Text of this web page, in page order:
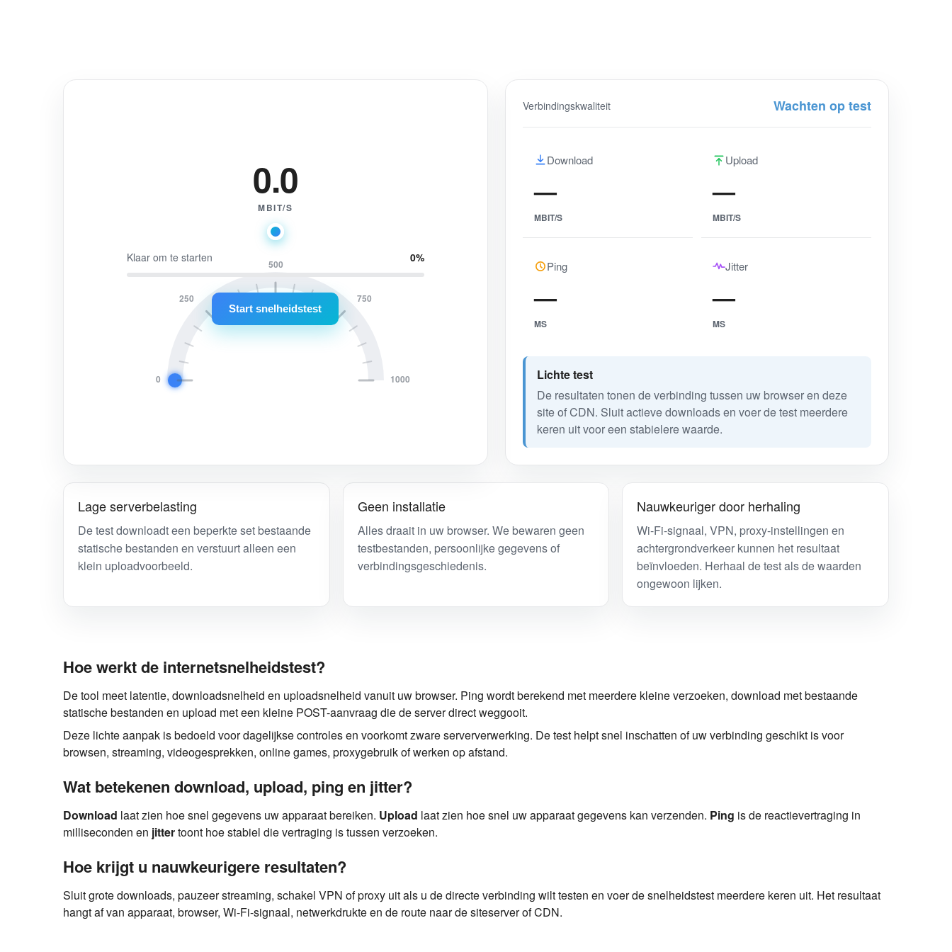
0
250
500
750
1000
0.0
MBIT/S
Klaar om te starten 0%
Start snelheidstest
Verbindingskwaliteit Wachten op test
Download
—
MBIT/S
Upload
—
MBIT/S
Ping
—
MS
Jitter
—
MS
Lichte test
De resultaten tonen de verbinding tussen uw browser en deze
site of CDN. Sluit actieve downloads en voer de test meerdere
keren uit voor een stabielere waarde.
Lage serverbelasting
De test downloadt een beperkte set bestaande
statische bestanden en verstuurt alleen een
klein uploadvoorbeeld.
Geen installatie
Alles draait in uw browser. We bewaren geen
testbestanden, persoonlijke gegevens of
verbindingsgeschiedenis.
Nauwkeuriger door herhaling
Wi-Fi-signaal, VPN, proxy-instellingen en
achtergrondverkeer kunnen het resultaat
beïnvloeden. Herhaal de test als de waarden
ongewoon lijken.
Hoe werkt de internetsnelheidstest?
De tool meet latentie, downloadsnelheid en uploadsnelheid vanuit uw browser. Ping wordt berekend met meerdere kleine verzoeken, download met bestaande
statische bestanden en upload met een kleine POST-aanvraag die de server direct weggooit.
Deze lichte aanpak is bedoeld voor dagelijkse controles en voorkomt zware serververwerking. De test helpt snel inschatten of uw verbinding geschikt is voor
browsen, streaming, videogesprekken, online games, proxygebruik of werken op afstand.
Wat betekenen download, upload, ping en jitter?
Download laat zien hoe snel gegevens uw apparaat bereiken. Upload laat zien hoe snel uw apparaat gegevens kan verzenden. Ping is de reactievertraging in
milliseconden en jittertoont hoe stabiel die vertraging is tussen verzoeken.
Hoe krijgt u nauwkeurigere resultaten?
Sluit grote downloads, pauzeer streaming, schakel VPN of proxy uit als u de directe verbinding wilt testen en voer de snelheidstest meerdere keren uit. Het resultaat
hangt af van apparaat, browser, Wi-Fi-signaal, netwerkdrukte en de route naar de siteserver of CDN.